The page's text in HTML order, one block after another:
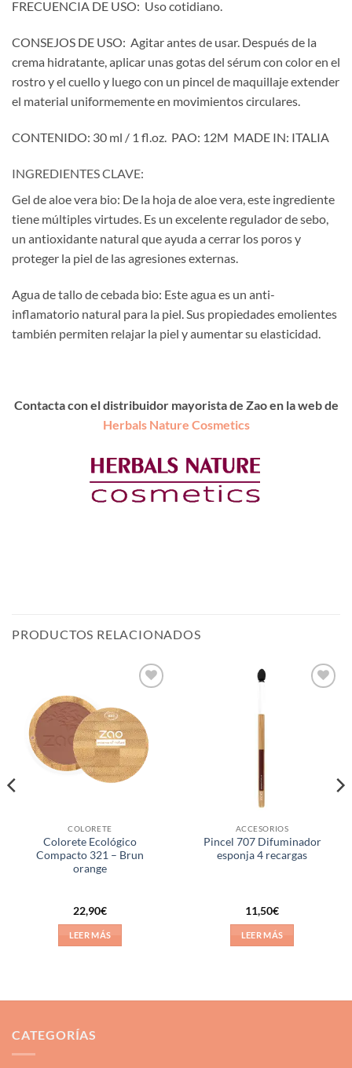
FRECUENCIA DE USO: Uso cotidiano.
CONSEJOS DE USO: Agitar antes de usar. Después de la
crema hidratante, aplicar unas gotas del sérum con color en el
rostro y el cuello y luego con un pincel de maquillaje extender
el material uniformemente en movimientos circulares.
CONTENIDO: 30 ml / 1 fl.oz. PAO: 12M MADE IN: ITALIA
INGREDIENTES CLAVE:
Gel de aloe vera bio: De la hoja de aloe vera, este ingrediente
tiene múltiples virtudes. Es un excelente regulador de sebo,
un antioxidante natural que ayuda a cerrar los poros y
proteger la piel de las agresiones externas.
Agua de tallo de cebada bio: Este agua es un anti-
inflamatorio natural para la piel. Sus propiedades emolientes
también permiten relajar la piel y aumentar su elasticidad.
Contacta con el distribuidor mayorista de Zao en la web de
Herbals Nature Cosmetics
PRODUCTOS RELACIONADOS
lista de
deseos
COLORETE
Colorete Ecológico
Compacto 321 – Brun
orange
22,90€
LEER MÁS
ACCESORIOS
Pincel 707 Difuminador
esponja 4 recargas
11,50€
LEER MÁS
CATEGORÍAS